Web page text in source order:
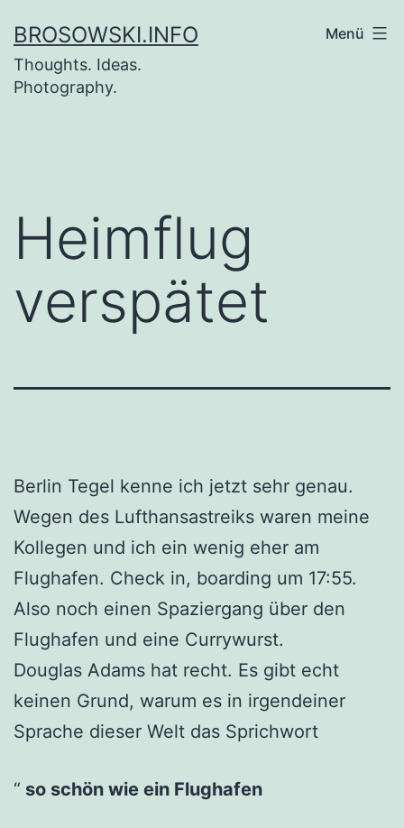
Inhalt
springen
BROSOWSKI.INFO
Thoughts. Ideas.
Photography.
Menü
Heimflug
verspätet
Berlin Tegel kenne ich jetzt sehr genau.
Wegen des Lufthansastreiks waren meine
Kollegen und ich ein wenig eher am
Flughafen. Check in, boarding um 17:55.
Also noch einen Spaziergang über den
Flughafen und eine Currywurst.
Douglas Adams hat recht. Es gibt echt
keinen Grund, warum es in irgendeiner
Sprache dieser Welt das Sprichwort
so schön wie ein Flughafen